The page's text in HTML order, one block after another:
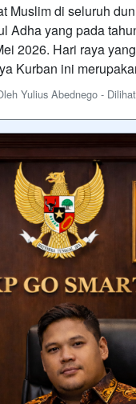
Muslim di seluruh
Adha yang pada
2026. Hari raya
Kurban ini
Yulius Abednego -